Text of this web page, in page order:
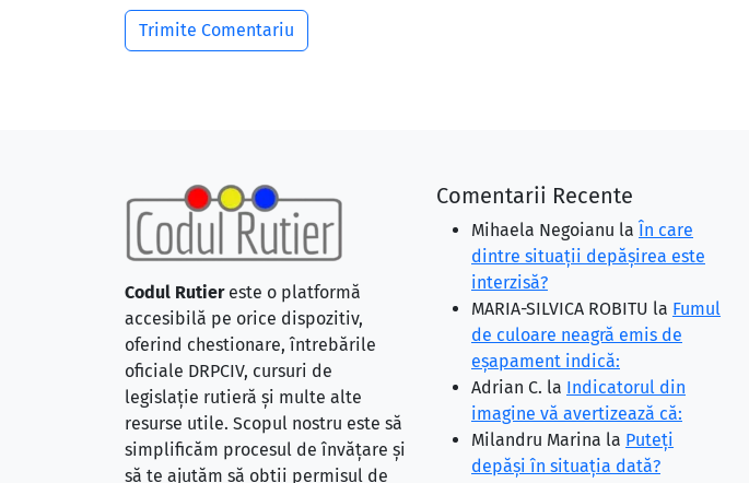
Codul Rutiereste o platformă
accesibilă pe orice dispozitiv,
oferind chestionare, întrebările
oficiale DRPCIV, cursuri de
legislație rutieră și multe alte
resurse utile. Scopul nostru este să
simplificăm procesul de învățare și
să te ajutăm să obții permisul de
Comentarii Recente
Mihaela Negoianu la În care
dintre situaţii depăşirea este
interzisă?
MARIA-SILVICA ROBITU la Fumul
de culoare neagră emis de
eşapament indică:
Adrian C. la Indicatorul din
imagine vă avertizează că:
Milandru Marina la Puteţi
depăşi în situaţia dată?